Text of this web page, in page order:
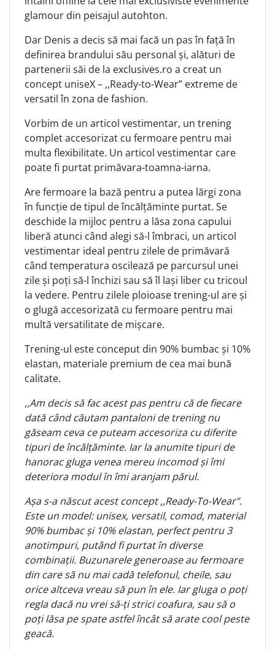
glamour din peisajul autohton.
Dar Denis a decis să mai facă un pas în față în
definirea brandului său personal și, alături de
partenerii săi de la exclusives.ro a creat un
concept uniseX – ,,Ready-to-Wear” extreme de
versatil în zona de fashion.
Vorbim de un articol vestimentar, un trening
complet accesorizat cu fermoare pentru mai
multa flexibilitate. Un articol vestimentar care
poate fi purtat primăvara-toamna-iarna.
Are fermoare la bază pentru a putea lărgi zona
în funcție de tipul de încălțăminte purtat. Se
deschide la mijloc pentru a lăsa zona capului
liberă atunci când alegi să-l îmbraci, un articol
vestimentar ideal pentru zilele de primăvară
când temperatura oscilează pe parcursul unei
zile și poți să-l închizi sau să îl lași liber cu tricoul
la vedere. Pentru zilele ploioase trening-ul are și
o glugă accesorizată cu fermoare pentru mai
multă versatilitate de mișcare.
Trening-ul este conceput din 90% bumbac și 10%
elastan, materiale premium de cea mai bună
calitate.
,,Am decis să fac acest pas pentru că de fiecare
dată când căutam pantaloni de trening nu
găseam ceva ce puteam accesoriza cu diferite
tipuri de încălțăminte. Iar la anumite tipuri de
hanorac gluga venea mereu incomod și îmi
deteriora modul în îmi aranjam părul.
Așa s-a născut acest concept ,,Ready-To-Wear”.
Este un model: unisex, versatil, comod, material
90% bumbacși 10% elastan, perfect pentru 3
anotimpuri, putând fi purtat în diverse
combinații. Buzunarele generoase au fermoare
din care să nu mai cadă telefonul, cheile, sau
orice altceva vreau să pun în ele. Iar gluga o poți
regla dacă nu vrei să-ți strici coafura, sau să o
poți lăsa pe spate astfel încât să arate cool peste
geacă.